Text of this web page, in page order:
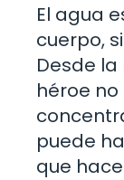
El agua
cuerpo,
Desde
héroe
puede
que